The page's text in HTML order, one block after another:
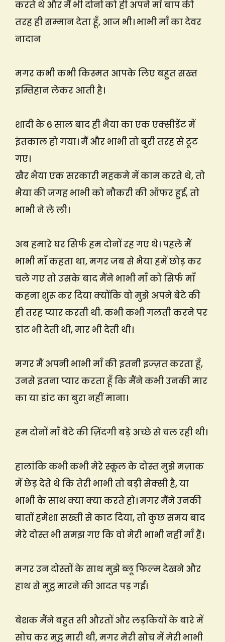
करते थे और मैं भी दोनों को ही अपने माँ बाप की
तरह ही सम्मान देता हूँ, आज भी। भाभी माँ का देवर
नादान
मगर कभी कभी किस्मत आपके लिए बहुत सख्त
इम्तिहान लेकर आती है।
शादी के 6 साल बाद ही भैया का एक एक्सीडेंट में
इंतकाल हो गया। मैं और भाभी तो बुरी तरह से टूट
गए।
खैर भैया एक सरकारी महकमे में काम करते थे, तो
भैया की जगह भाभी को नौकरी की ऑफर हुई, तो
भाभी ने ले ली।
अब हमारे घर सिर्फ हम दोनों रह गए थे। पहले मैं
भाभी माँ कहता था, मगर जब से भैया हमें छोड़ कर
चले गए तो उसके बाद मैंने भाभी माँ को सिर्फ माँ
कहना शुरू कर दिया क्योंकि वो मुझे अपने बेटे की
ही तरह प्यार करती थी. कभी कभी गलती करने पर
डांट भी देती थी, मार भी देती थी।
मगर मैं अपनी भाभी माँ की इतनी इज्ज़त करता हूँ,
उनसे इतना प्यार करता हूँ कि मैंने कभी उनकी मार
का या डांट का बुरा नहीं माना।
हम दोनों माँ बेटे की ज़िंदगी बड़े अच्छे से चल रही थी।
हालांकि कभी कभी मेरे स्कूल के दोस्त मुझे मज़ाक
में छेड़ देते थे कि तेरी भाभी तो बड़ी सेक्सी है, या
भाभी के साथ क्या क्या करते हो। मगर मैंने उनकी
बातों हमेशा सख्ती से काट दिया, तो कुछ समय बाद
मेरे दोस्त भी समझ गए कि वो मेरी भाभी नहीं माँ हैं।
मगर उन दोस्तों के साथ मुझे ब्लू फिल्म देखने और
हाथ से मुट्ठ मारने की आदत पड़ गई।
बेशक मैंने बहुत सी औरतों और लड़कियों के बारे में
सोच कर मुट्ठ मारी थी, मगर मेरी सोच में मेरी भाभी